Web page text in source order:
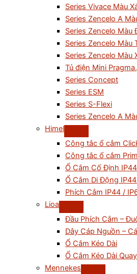
Series Vivace Màu
Series Zencelo A
Series Zencelo Màu
Series Zencelo Màu
Series Zencelo Màu
Tủ điện Mini
Series Concept
Series ESM
Series S-Flexi
Series Zencelo A
Himel
Công tắc ổ cắm
Công tắc ổ cắm
Ổ Cắm Cố Định
Ổ Cắm Di Động
Phích Cắm IP44 /
Lioa
Đầu Phích Cắm –
Dây Cáp Nguồn –
Ổ Cắm Kéo Dài
Ổ Cắm Kéo Dài
Mennekes